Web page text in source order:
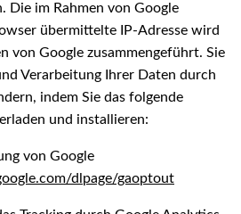
Die im Rahmen von Google
übermittelte IP-Adresse wird
von Google zusammengeführt. Sie
Verarbeitung Ihrer Daten durch
indem Sie das folgende
und installieren:
von Google
dlpage/gaoptout